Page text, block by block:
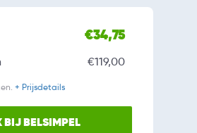
€34,75
€119,00
+ Prijsdetails
BIJ BELSIMPEL